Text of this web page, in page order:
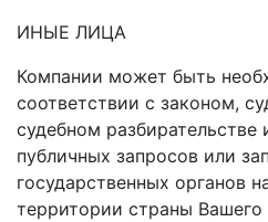
ИНЫЕ ЛИЦА
Компании может быть
соответствии с законом,
судебном разбирательстве
публичных запросов или
государственных органов
территории страны